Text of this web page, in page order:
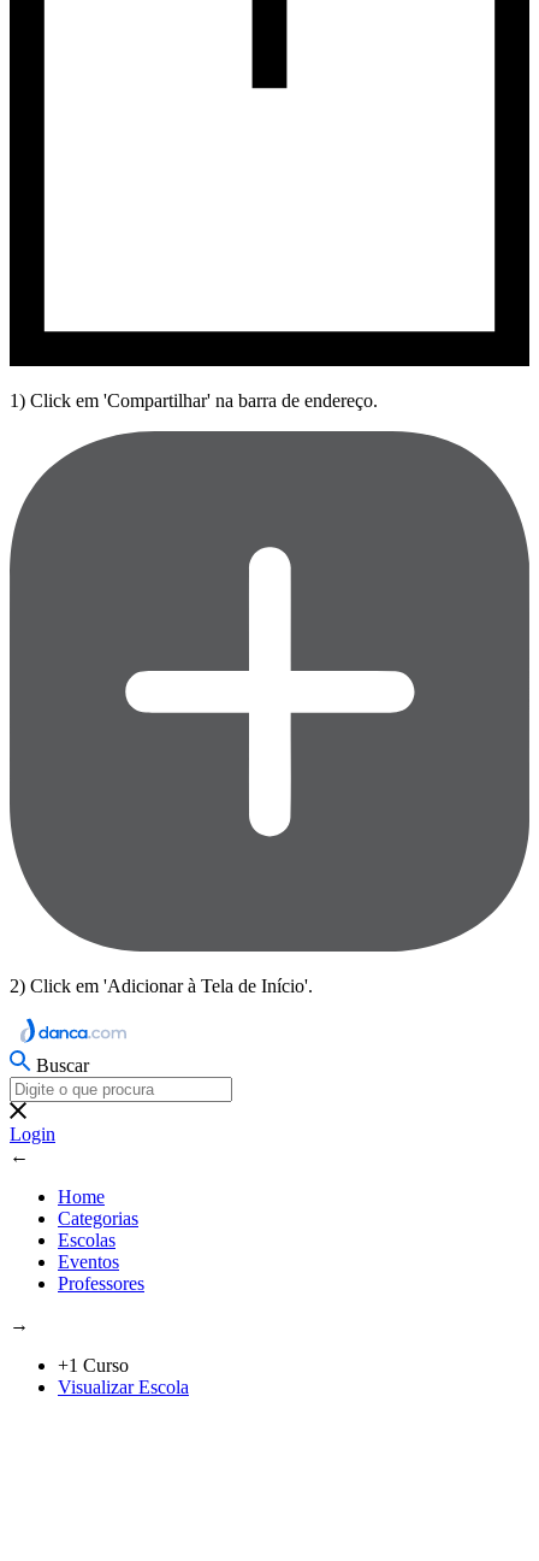
1) Click em 'Compartilhar' na barra de endereço.
2) Click em 'Adicionar à Tela de Início'.
Buscar
Login
←
Home
Categorias
Escolas
Eventos
Professores
→
+1 Curso
Visualizar Escola